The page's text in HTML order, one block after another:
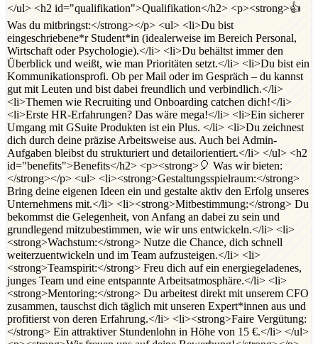
</ul> <h2 id="qualifikation">Qualifikation</h2> <p><strong>👍
Was du mitbringst:</strong></p> <ul> <li>Du bist
eingeschriebene*r Student*in (idealerweise im Bereich Personal,
Wirtschaft oder Psychologie).</li> <li>Du behältst immer den
Überblick und weißt, wie man Prioritäten setzt.</li> <li>Du bist ein
Kommunikationsprofi. Ob per Mail oder im Gespräch – du kannst
gut mit Leuten und bist dabei freundlich und verbindlich.</li>
<li>Themen wie Recruiting und Onboarding catchen dich!</li>
<li>Erste HR-Erfahrungen? Das wäre mega!</li> <li>Ein sicherer
Umgang mit GSuite Produkten ist ein Plus. </li> <li>Du zeichnest
dich durch deine präzise Arbeitsweise aus. Auch bei Admin-
Aufgaben bleibst du strukturiert und detailorientiert.</li> </ul> <h2
id="benefits">Benefits</h2> <p><strong>🎈 Was wir bieten:
</strong></p> <ul> <li><strong>Gestaltungsspielraum:</strong>
Bring deine eigenen Ideen ein und gestalte aktiv den Erfolg unseres
Unternehmens mit.</li> <li><strong>Mitbestimmung:</strong> Du
bekommst die Gelegenheit, von Anfang an dabei zu sein und
grundlegend mitzubestimmen, wie wir uns entwickeln.</li> <li>
<strong>Wachstum:</strong> Nutze die Chance, dich schnell
weiterzuentwickeln und im Team aufzusteigen.</li> <li>
<strong>Teamspirit:</strong> Freu dich auf ein energiegeladenes,
junges Team und eine entspannte Arbeitsatmosphäre.</li> <li>
<strong>Mentoring:</strong> Du arbeitest direkt mit unserem CFO
zusammen, tauschst dich täglich mit unseren Expert*innen aus und
profitierst von deren Erfahrung.</li> <li><strong>Faire Vergütung:
</strong> Ein attraktiver Stundenlohn in Höhe von 15 €.</li> </ul>